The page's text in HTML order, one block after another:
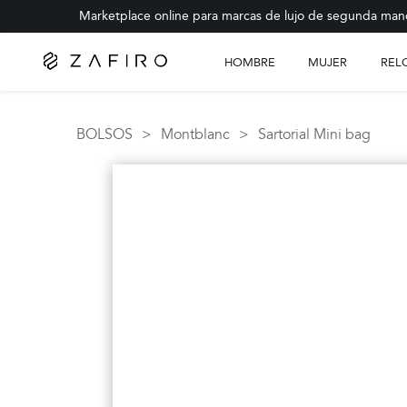
Marketplace online para marcas de lujo de segunda
HOMBRE MUJER
BOLSOS > Montblanc > Sartorial Mini bag